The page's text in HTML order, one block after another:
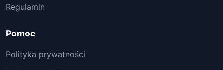
Regulamin
Pomoc
Polityka prywatności